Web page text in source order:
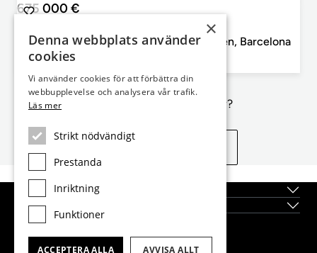
675 000 €
156m² lägenhet till salu i Gotiska Kvarteren, Barcelona
2
Inte exakt vad du letar efter?
Topplägen
Nybyggda fastigheter
×
Denna webbplats använder
cookies
Vi använder cookies för att förbättra din
webbupplevelse och analysera vår trafik.
Läs mer
Strikt nödvändigt
Prestanda
Inriktning
Funktioner
ACCEPTERA ALLA AVVISA ALLT